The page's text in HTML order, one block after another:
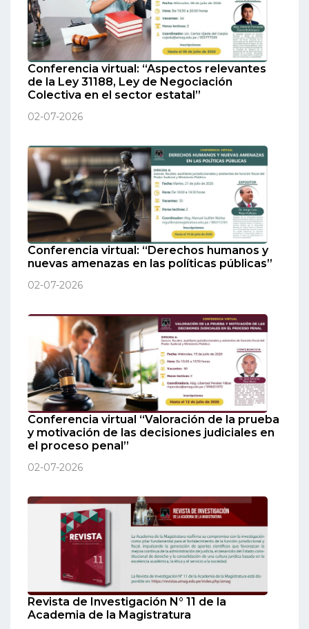
Conferencia virtual: “Aspectos relevantes
de la Ley 31188, Ley de Negociación
Colectiva en el sector estatal”
02-07-2026
Conferencia virtual: “Derechos humanos y
nuevas amenazas en las políticas públicas”
02-07-2026
Conferencia virtual “Valoración de la prueba
y motivación de las decisiones judiciales en
el proceso penal”
02-07-2026
Revista de Investigación N° 11 de la
Academia de la Magistratura